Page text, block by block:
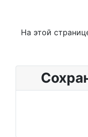
На этой